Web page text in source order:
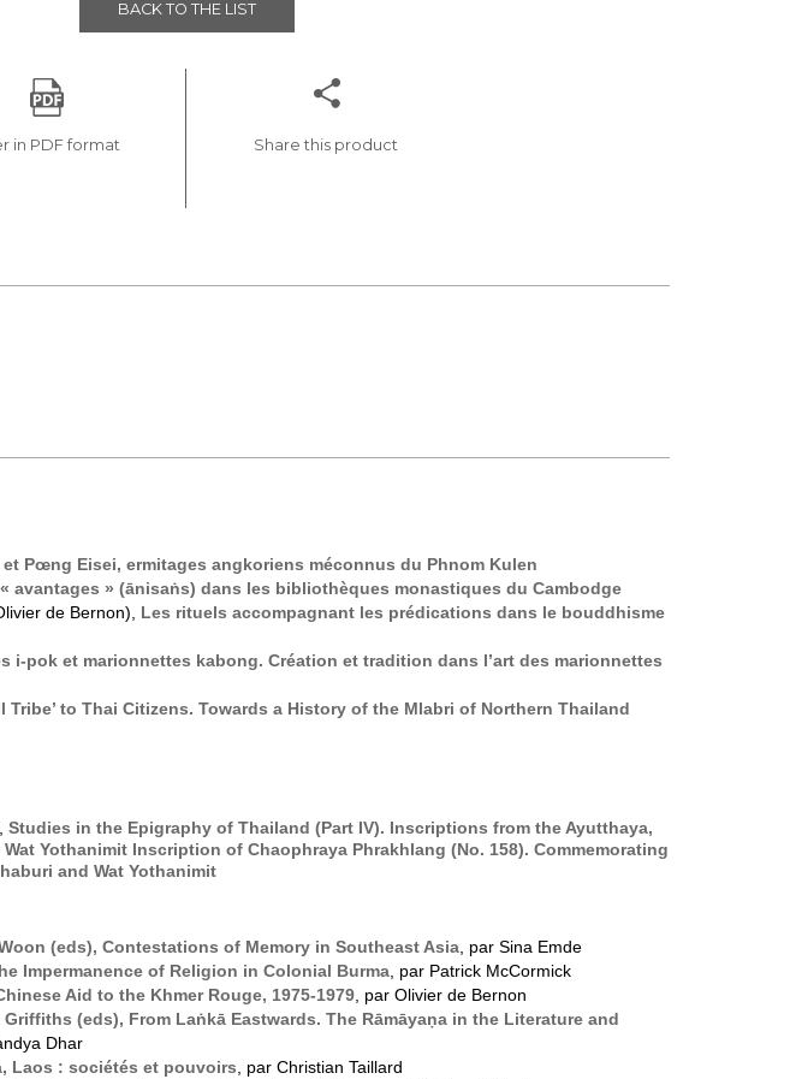
BACK TO THE LIST
in PDF format Share this product
Pœng Eisei, ermitages angkoriens méconnus du Phnom Kulen
avantages » (ānisaṅs) dans les bibliothèques monastiques du Cambodge
de Bernon), Les rituels accompagnant les prédications dans le bouddhisme
i-pok et marionnettes kabong. Création et tradition dans l’art des marionnettes
Tribe’ to Thai Citizens. Towards a History of the Mlabri of Northern Thailand
Studies in the Epigraphy of Thailand (Part IV). Inscriptions from the Ayutthaya,
Yothanimit Inscription of Chaophraya Phrakhlang (No. 158). Commemorating
and Wat Yothanimit
(eds), Contestations of Memory in Southeast Asia , par Sina Emde
Impermanence of Religion in Colonial Burma , par Patrick McCormick
Aid to the Khmer Rouge, 1975-1979 , par Olivier de Bernon
(eds), From Laṅkā Eastwards. The Rāmāyaṇa in the Literature and
Dhar
Laos : sociétés et pouvoirs , par Christian Taillard